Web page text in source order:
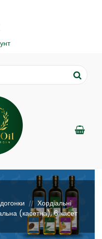
// Хордіальні
(касетна), 6 касет